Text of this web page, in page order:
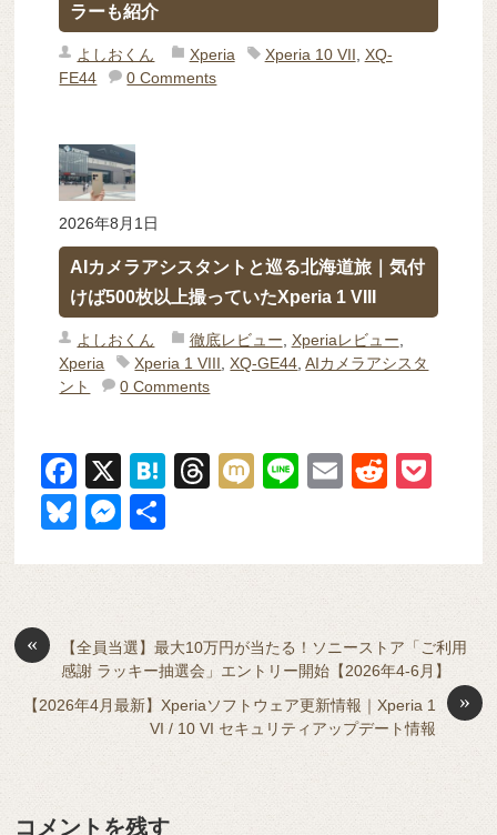
ラーも紹介
よしおくん Xperia Xperia 10 VII XQ-
FE44
0 Comments
2026年8月1日
AIカメラアシスタントと巡る北海道旅｜気付
けば500枚以上撮っていたXperia 1 VIII
よしおくん 徹底レビュー Xperiaレビュー
Xperia
Xperia 1 VIII ,XQ-GE44 ,AIカメラアシスタ
ント
0 Comments
F
a
c
e
o
o
k
X
H
n
a
T
a
s
M Li
E
R
di et
Bl
y
M
n
g
er
«
【全員当選】最大10万円が当たる！ソニーストア「ご利用
感謝 ラッキー抽選会」エントリー開始【2026年4-6月】
»
【2026年4月最新】Xperiaソフトウェア更新情報｜Xperia 1
VI / 10 VI セキュリティアップデート情報
コメントを残す